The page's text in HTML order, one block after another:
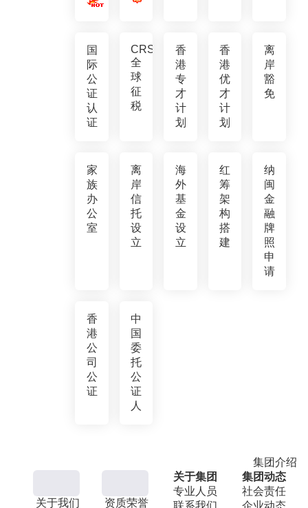
国
际
公
证
认
证
CRS
全
球
征
税
香
港
专
才
计
划
香
港
优
才
计
划
离
岸
豁
免
家
族
办
公
室
离
岸
信
托
设
立
海
外
基
金
设
立
红
筹
架
构
搭
建
纳
闽
金
融
牌
照
申
请
香
港
公
司
公
证
中
国
委
托
公
证
人
集团介绍
关于我们 资质荣誉
关于集团
专业人员
联系我们
集团动态
社会责任
企业动态